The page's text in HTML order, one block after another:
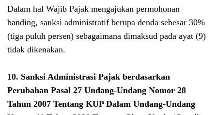
Dalam hal Wajib Pajak mengajukan permohonan
banding, sanksi administratif berupa denda sebesar 30%
(tiga puluh persen) sebagaimana dimaksud pada ayat (9)
tidak dikenakan.
10. Sanksi Administrasi Pajak berdasarkan
Perubahan Pasal 27 Undang-Undang Nomor 28
Tahun 2007 Tentang KUP Dalam Undang-Undang